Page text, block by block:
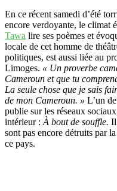
En ce récent samedi d’été
encore verdoyante, le climat
Tawa lire ses poèmes et
locale de cet homme de
politiques, est aussi liée au
Limoges. « Un proverbe
Cameroun et que tu
La seule chose que je sais
de mon Cameroun. » L’un
publie sur les réseaux
intérieur :À bout de souffle. Il
sont pas encore détruits par
ce pays.